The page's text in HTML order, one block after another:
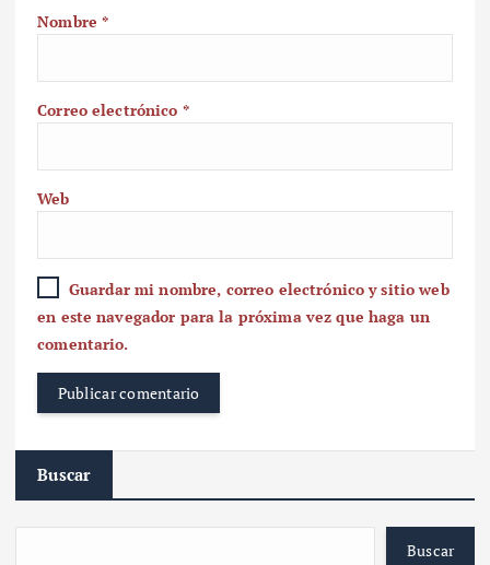
Nombre*
Correo electrónico *
Web
Guardar mi nombre, correo electrónico y sitio web
en este navegador para la próxima vez que haga un
comentario.
Buscar
Buscar